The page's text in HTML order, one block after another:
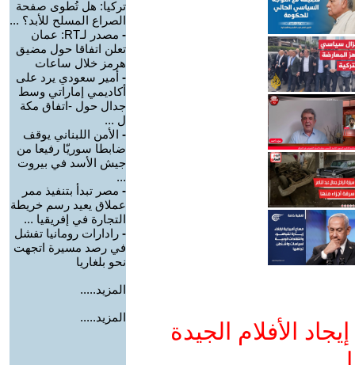
الأفلام الجيدة
تركيا: هل تُطوى صفحة
الصراع المسلح للأبد؟ ...
-
مصدر لـRT: عمان
تعلن اتفاقا حول مضيق
هرمز خلال ساعات
- أمير سعودي يرد على
أكاديمي إماراتي وسط
جدال حول -اتفاق مكة
ل ...
- الأمن اللبناني يوقف
ضابطا سوريّا رفيعا من
جيش الأسد في بيروت
...
- مصر تبدأ بتنفيذ ممر
عملاق يعيد رسم خريطة
التجارة في إفريقيا ...
- رادارات رومانيا تفشل
في رصد مسيرة اتجهت
نحو بلغاريا
المزيد.....
المزيد.....